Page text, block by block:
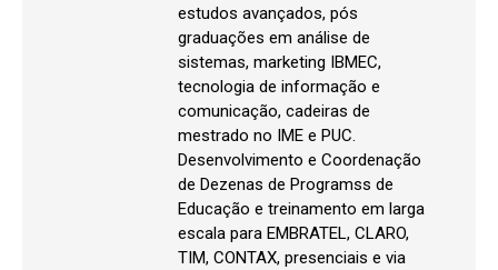
estudos avançados, pós
graduações em análise de
sistemas, marketing IBMEC,
tecnologia de informação e
comunicação, cadeiras de
mestrado no IME e PUC.
Desenvolvimento e Coordenação
de Dezenas de Programss de
Educação e treinamento em larga
escala para EMBRATEL, CLARO,
TIM, CONTAX, presenciais e via